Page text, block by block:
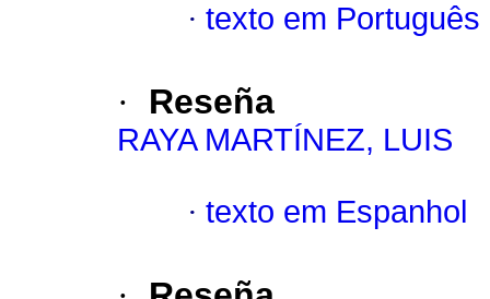
· texto em Português
· Reseña
RAYA MARTÍNEZ, LUIS
· texto em Espanhol